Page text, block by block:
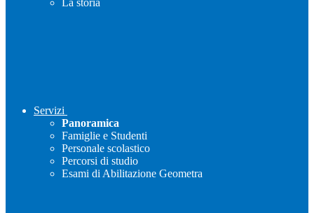
La storia
Servizi
Panoramica
Famiglie e Studenti
Personale scolastico
Percorsi di studio
Esami di Abilitazione Geometra